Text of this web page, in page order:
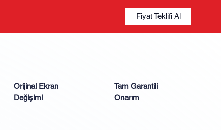
Fiyat Teklifi Al
Orijinal Ekran
Değişimi
Tam Garantili
Onarım